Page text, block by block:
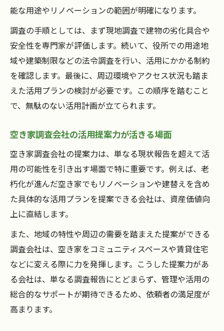
能な用途やリノベーションの範囲が明確になります。
調査の手順としては、まず現地調査で建物の劣化具合や
安全性を専門家が評価します。続いて、役所での用途地
域や建築制限などの法令調査を行い、活用にかかる制約
を確認します。最後に、周辺環境やアクセス状況も踏ま
えた活用プランの検討が必要です。この順序を踏むこと
で、無駄のない活用計画が立てられます。
空き家調査会社の活用提案力が活きる場面
空き家調査会社の提案力は、単なる現状報告を超えて活
用の可能性を引き出す場面で特に重要です。例えば、老
朽化が進んだ空き家でもリノベーションや建替えを含め
た具体的な活用プランを提案できる会社は、資産価値向
上に直結します。
また、地域の特性や周辺の需要を踏まえた提案ができる
調査会社は、空き家をコミュニティスペースや賃貸住宅
などに変える際に力を発揮します。こうした提案力があ
る会社は、単なる調査報告にとどまらず、管理や活用の
総合的なサポートが期待できるため、依頼者の満足度が
高まります。